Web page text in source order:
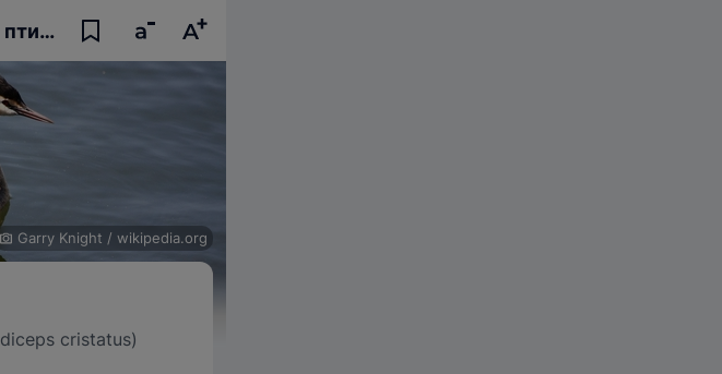
Чомга: описание птицы, фото, образ жизни и интересные факты
Garry Knight / wikipedia.org
cristatus)